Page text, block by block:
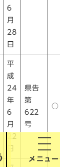
メニュー
6
月
28
日
平
成
24
年
6
月
22
日
県告
第
622
号
○